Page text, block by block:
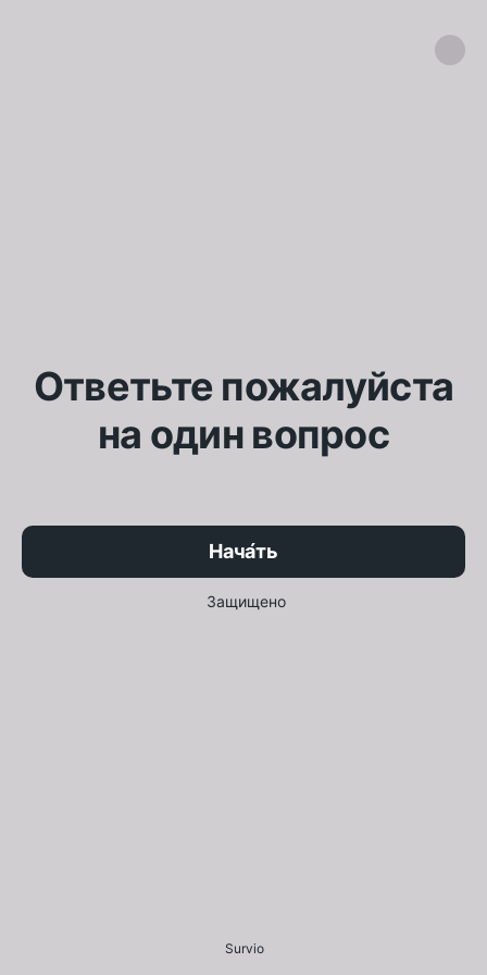
Ответьте пожалуйста
на один вопрос
Нача́ть
Защищено
Survio